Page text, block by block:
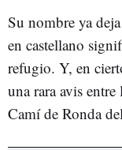
Su nombre ya
en castellano
refugio. Y, en
una rara avis
Camí de Ronda